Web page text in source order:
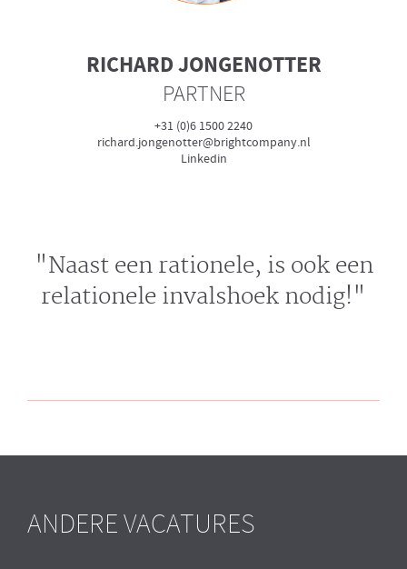
RICHARD JONGENOTTER
PARTNER
+31 (0)6 1500 2240
richard.jongenotter@brightcompany.nl
Linkedin
"Naast een rationele, is ook een
relationele invalshoek nodig!"
ANDERE VACATURES